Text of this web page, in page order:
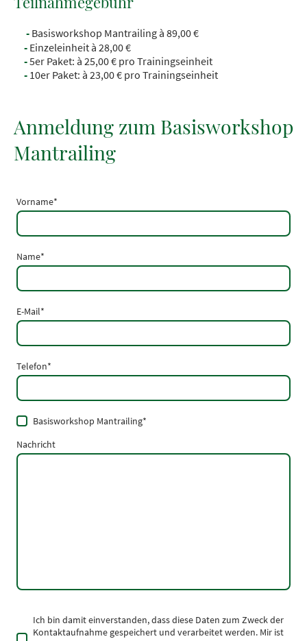
- Basisworkshop Mantrailing à 89,00 €
- Einzeleinheit à 28,00 €
-5er Paket: à 25,00 € pro Trainingseinheit
- 10er Paket: à 23,00 € pro Trainingseinheit
Anmeldung zum Basisworkshop
Mantrailing
Vorname*
Name*
E-Mail*
Telefon*
Basisworkshop Mantrailing*
Nachricht
Ich bin damit einverstanden, dass diese Daten zum Zweck der
Kontaktaufnahme gespeichert und verarbeitet werden. Mir ist